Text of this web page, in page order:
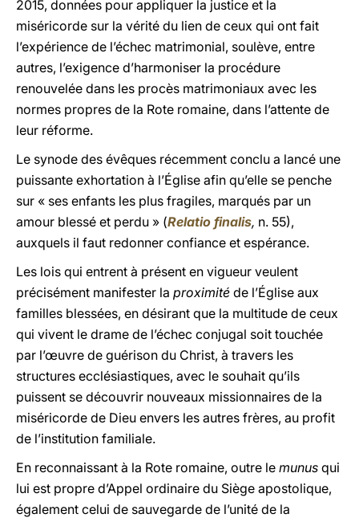
2015, données pour appliquer la justice et la
miséricorde sur la vérité du lien de ceux qui ont fait
l’expérience de l’échec matrimonial, soulève, entre
autres, l’exigence d’harmoniser la procédure
renouvelée dans les procès matrimoniaux avec les
normes propres de la Rote romaine, dans l’attente de
leur réforme.
Le synode des évêques récemment conclu a lancé une
puissante exhortation à l’Église afin qu’elle se penche
sur « ses enfants les plus fragiles, marqués par un
amour blessé et perdu » (Relatio finalis, n. 55),
auxquels il faut redonner confiance et espérance.
Les lois qui entrent à présent en vigueur veulent
précisément manifester la proximité de l’Église aux
familles blessées, en désirant que la multitude de ceux
qui vivent le drame de l’échec conjugal soit touchée
par l’œuvre de guérison du Christ, à travers les
structures ecclésiastiques, avec le souhait qu’ils
puissent se découvrir nouveaux missionnaires de la
miséricorde de Dieu envers les autres frères, au profit
de l’institution familiale.
En reconnaissant à la Rote romaine, outre le munus qui
lui est propre d’Appel ordinaire du Siège apostolique,
également celui de sauvegarde de l’unité de la